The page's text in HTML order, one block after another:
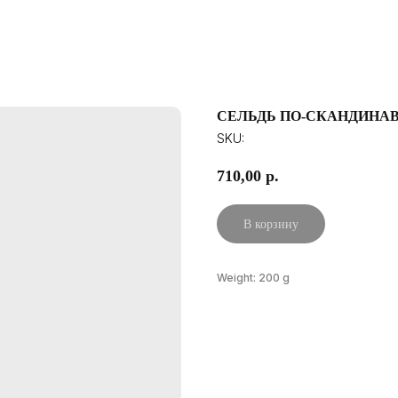
СЕЛЬДЬ ПО-
SKU:
710,00 р.
В корзину
Weight: 200 g